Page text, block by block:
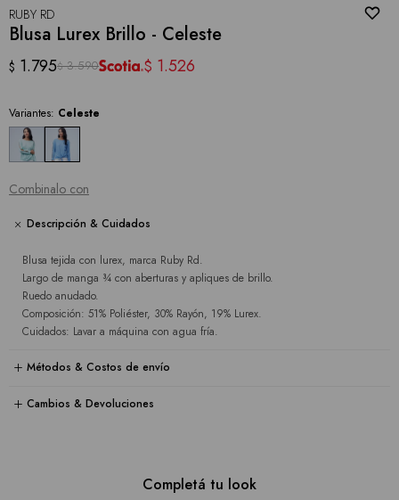
RUBY RD
Blusa Lurex Brillo - Celeste
$ 1.795$ 3.590 $ 1.526
Variantes: Celeste
Combinalo con
Descripción & Cuidados
Blusa tejida con lurex, marca Ruby Rd.
Largo de manga ¾ con aberturas y apliques de brillo.
Ruedo anudado.
Composición: 51% Poliéster, 30% Rayón, 19% Lurex.
Cuidados: Lavar a máquina con agua fría.
Métodos & Costos de envío
Cambios & Devoluciones
Completá tu look